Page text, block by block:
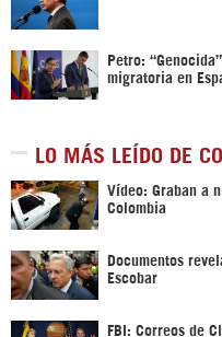
Petro:
migratoria en
LO MÁS LEÍDO DE
Vídeo: Graban a
Colombia
Documentos
Escobar
FBI: Correos de